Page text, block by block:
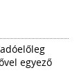
egyező